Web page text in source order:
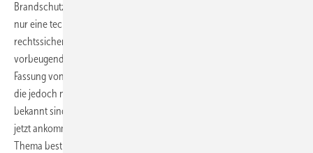
Brandschutz im Gebäude. Für das SHK-Handwerk ist sie weit mehr als
nur eine technische Vorschrift. Wer sie kennt, kann nicht nur
rechtssicher arbeiten, sondern sich auch als Fachpartner im
vorbeugenden Brandschutz positionieren. Mit der noch neuen
Fassung von Juli 2023 sind zahlreiche Änderungen in Kraft getreten,
die jedoch noch immer nicht allen Fach­kräften vollumfänglich
bekannt sind. Dirk Böttcher erläutert, was sich geändert hat, worauf es
jetzt ankommt – und wie SHK-Betriebe ihre Kundschaft bei dem
Thema bestmöglich